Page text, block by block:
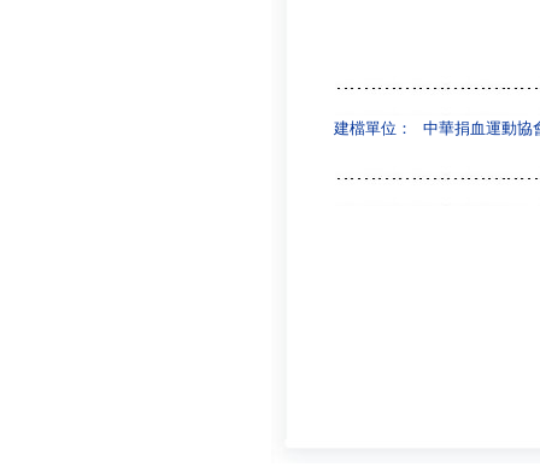
建檔單位： 中華捐血運動協